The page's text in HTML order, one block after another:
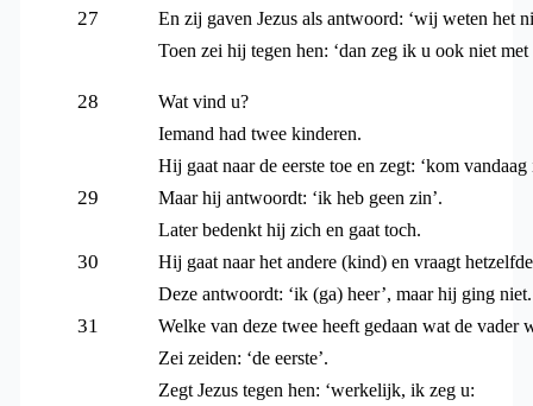
27
En zij gaven Jezus als antwoord: ‘wij weten het
Toen zei hij tegen hen: ‘dan zeg ik u ook niet
28
Wat vind u?
Iemand had twee kinderen.
Hij gaat naar de eerste toe en zegt: ‘kom
29
Maar hij antwoordt: ‘ik heb geen zin’.
Later bedenkt hij zich en gaat toch.
30
Hij gaat naar het andere (kind) en vraagt
Deze antwoordt: ‘ik (ga) heer’, maar hij ging niet.
31
Welke van deze twee heeft gedaan wat de vader
Zei zeiden: ‘de eerste’.
Zegt Jezus tegen hen: ‘werkelijk, ik zeg u: